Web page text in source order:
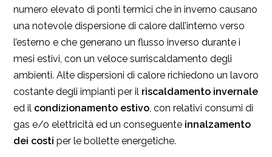
numero elevato di ponti termici che in inverno causano
una notevole dispersione di calore dall’interno verso
l’esterno e che generano un flusso inverso durante i
mesi estivi, con un veloce surriscaldamento degli
ambienti. Alte dispersioni di calore richiedono un lavoro
costante degli impianti per il riscaldamento invernale
ed il condizionamento estivo, con relativi consumi di
gas e/o elettricità ed un conseguente innalzamento
dei costi per le bollette energetiche.